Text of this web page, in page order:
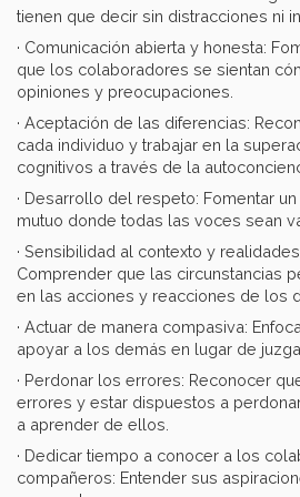
tienen que decir sin distracciones ni
· Comunicación abierta y honesta:
que los colaboradores se sientan
opiniones y preocupaciones.
· Aceptación de las diferencias:
cada individuo y trabajar en la
cognitivos a través de la
· Desarrollo del respeto: Fomentar
mutuo donde todas las voces sean
· Sensibilidad al contexto y
Comprender que las circunstancias
en las acciones y reacciones de los
· Actuar de manera compasiva:
apoyar a los demás en lugar de
· Perdonar los errores: Reconocer
errores y estar dispuestos a
a aprender de ellos.
· Dedicar tiempo a conocer a los
compañeros: Entender sus